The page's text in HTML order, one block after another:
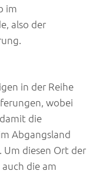
im
also der
in der Reihe
wobei
die
Abgangsland
diesen Ort der
die am